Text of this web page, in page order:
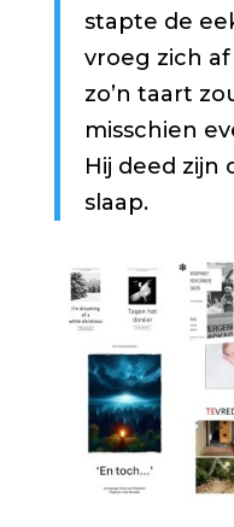
stapte de
vroeg zich
zo’n taart
misschien
Hij deed zijn
slaap.